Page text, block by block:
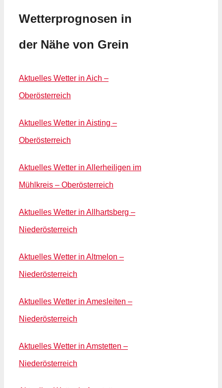
Wetterprognosen in
der Nähe von Grein
Aktuelles Wetter in Aich –
Oberösterreich
Aktuelles Wetter in Aisting –
Oberösterreich
Aktuelles Wetter in Allerheiligen im
Mühlkreis – Oberösterreich
Aktuelles Wetter in Allhartsberg –
Niederösterreich
Aktuelles Wetter in Altmelon –
Niederösterreich
Aktuelles Wetter in Amesleiten –
Niederösterreich
Aktuelles Wetter in Amstetten –
Niederösterreich